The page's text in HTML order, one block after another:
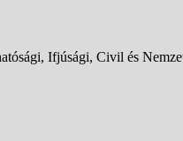
Ifjúsági, Civil és